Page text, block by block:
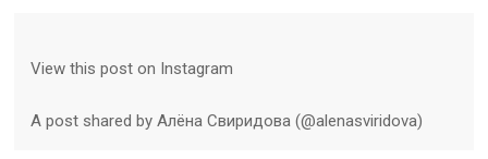
View this post on Instagram
A post shared by Алёна Свиридова (@alenasviridova)